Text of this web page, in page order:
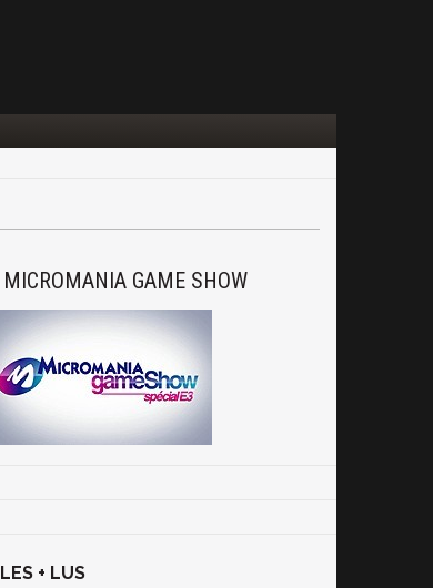
MICROMANIA GAME SHOW
LES + LUS